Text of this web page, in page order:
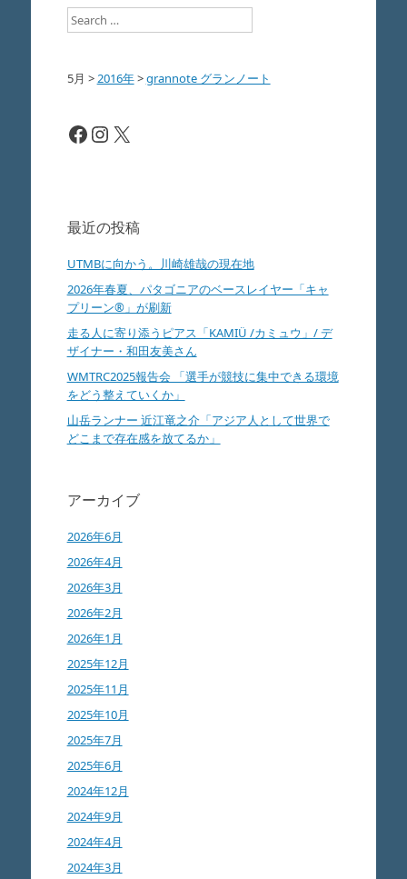
Search
5月 >2016年>grannote グランノート
Facebook
Instagram
X
最近の投稿
UTMBに向かう。川崎雄哉の現在地
2026年春夏、パタゴニアのベースレイヤー「キャ
プリーン®」が刷新
走る人に寄り添うピアス「KAMIÜ /カミュウ」/ デ
ザイナー・和田友美さん
WMTRC2025報告会 「選手が競技に集中できる環境
をどう整えていくか」
山岳ランナー 近江竜之介「アジア人として世界で
どこまで存在感を放てるか」
アーカイブ
2026年6月
2026年4月
2026年3月
2026年2月
2026年1月
2025年12月
2025年11月
2025年10月
2025年7月
2025年6月
2024年12月
2024年9月
2024年4月
2024年3月